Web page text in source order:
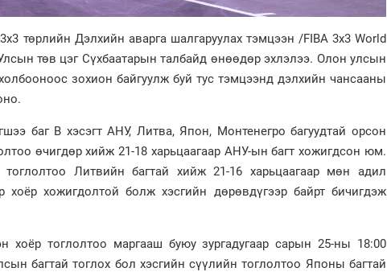
төрлийн Дэлхийн аварга шалгаруулах тэмцээн /FIBA 3x3 World
төв цэг Сүхбаатарын талбайд өнөөдөр эхлэлээ. Олон улсын
зохион байгуулж буй тус тэмцээнд дэлхийн чансааны
баг В хэсэгт АНУ, Литва, Япон, Монтенегро багуудтай орсон
өчигдөр хийж 21-18 харьцаагаар АНУ-ын багт хожигдсон юм.
Литвийн багтай хийж 21-16 харьцаагаар мөн адил
хоёр хожигдолтой болж хэсгийн дөрөвдүгээр байрт бичигдэж
хоёр тоглолтоо маргааш буюу зургадугаар сарын 25-ны 18:00
багтай тоглох бол хэсгийн сүүлийн тоглолтоо Японы багтай